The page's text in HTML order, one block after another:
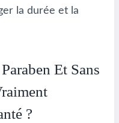
la durée et la
Et Sans
?